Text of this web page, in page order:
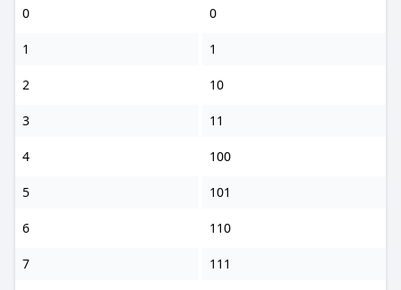
0 0
1 1
2 10
3 11
4 100
5 101
6 110
7 111